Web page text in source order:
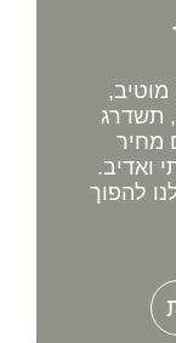
תשדרג
מחיר
ואדיב.
להפוך